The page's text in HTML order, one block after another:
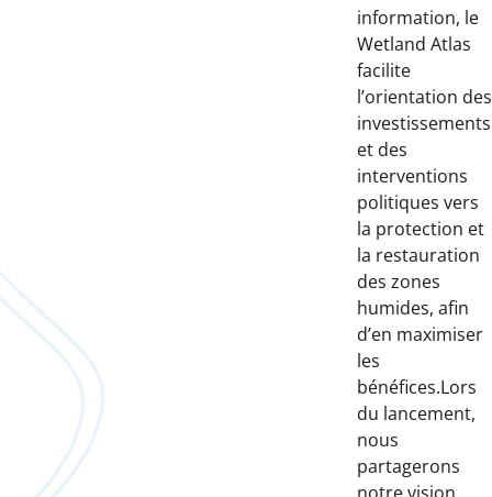
information, le
Wetland Atlas
facilite
l’orientation des
investissements
et des
interventions
politiques vers
la protection et
la restauration
des zones
humides, afin
d’en maximiser
les
bénéfices.Lors
du lancement,
nous
partagerons